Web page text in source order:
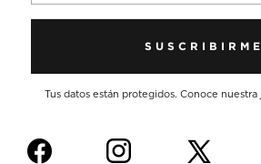
SUSCRIBIRME
Tus datos están protegidos. Conoce nuestra
f i